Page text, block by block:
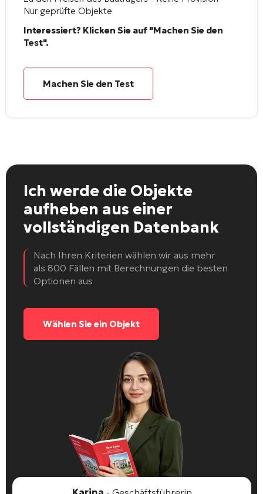
Nur geprüfte Objekte
Interessiert? Klicken Sie auf "Machen Sie den
Test".
Machen Sie den Test
Ich werde die Objekte
aufheben aus einer
vollständigen Datenbank
Nach Ihren Kriterien wählen wir aus mehr
als 800 Fällen mit Berechnungen die besten
Optionen aus
Wählen Sie ein Objekt